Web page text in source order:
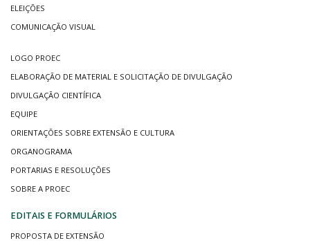
ELEIÇÕES
COMUNICAÇÃO VISUAL
LOGO PROEC
ELABORAÇÃO DE MATERIAL E SOLICITAÇÃO DE DIVULGAÇÃO
DIVULGAÇÃO CIENTÍFICA
EQUIPE
ORIENTAÇÕES SOBRE EXTENSÃO E CULTURA
ORGANOGRAMA
PORTARIAS E RESOLUÇÕES
SOBRE A PROEC
EDITAIS E FORMULÁRIOS
PROPOSTA DE EXTENSÃO